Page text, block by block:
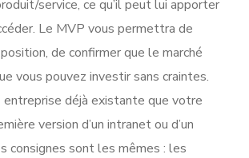
service, ce qu’il peut lui apporter
Le MVP vous permettra de
de confirmer que le marché
vous pouvez investir sans craintes.
entreprise déjà existante que votre
version d’un intranet ou d’un
consignes sont les mêmes : les